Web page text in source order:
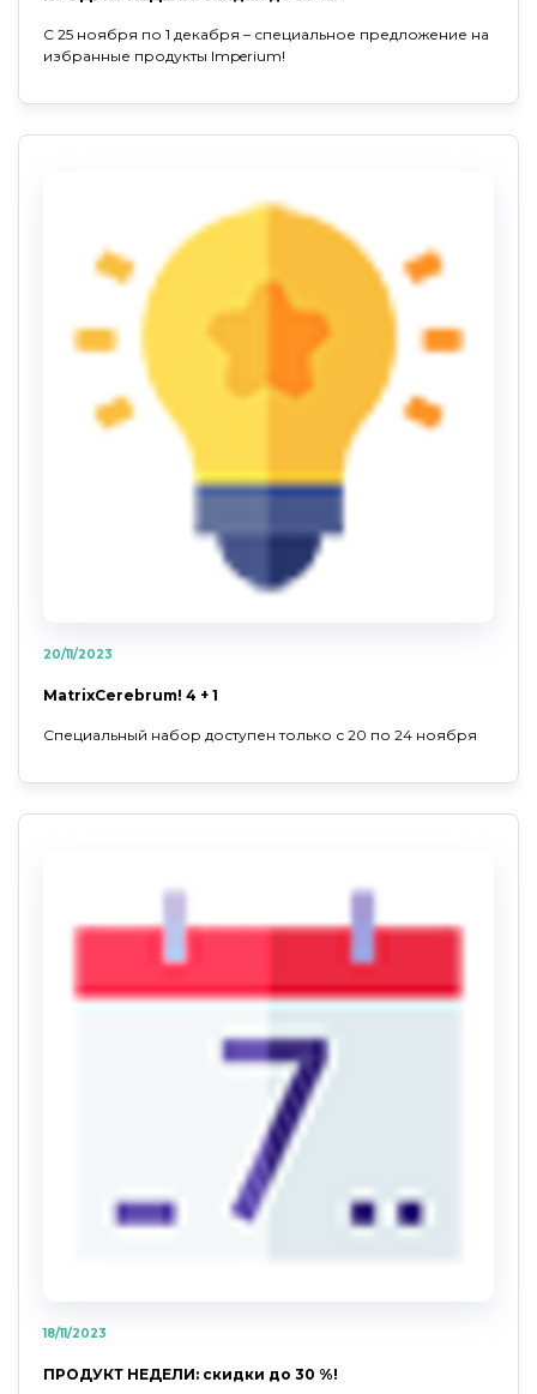
С 25 ноября по 1 декабря – специальное предложение на
избранные продукты Imperium!
20/11/2023
MatrixCerebrum! 4 + 1
Специальный набор доступен только с 20 по 24 ноября
18/11/2023
ПРОДУКТ НЕДЕЛИ: скидки до 30 %!